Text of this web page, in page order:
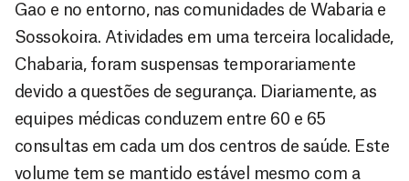
Gao e no entorno, nas comunidades de Wabaria e
Sossokoira. Atividades em uma terceira localidade,
Chabaria, foram suspensas temporariamente
devido a questões de segurança. Diariamente, as
equipes médicas conduzem entre 60 e 65
consultas em cada um dos centros de saúde. Este
volume tem se mantido estável mesmo com a